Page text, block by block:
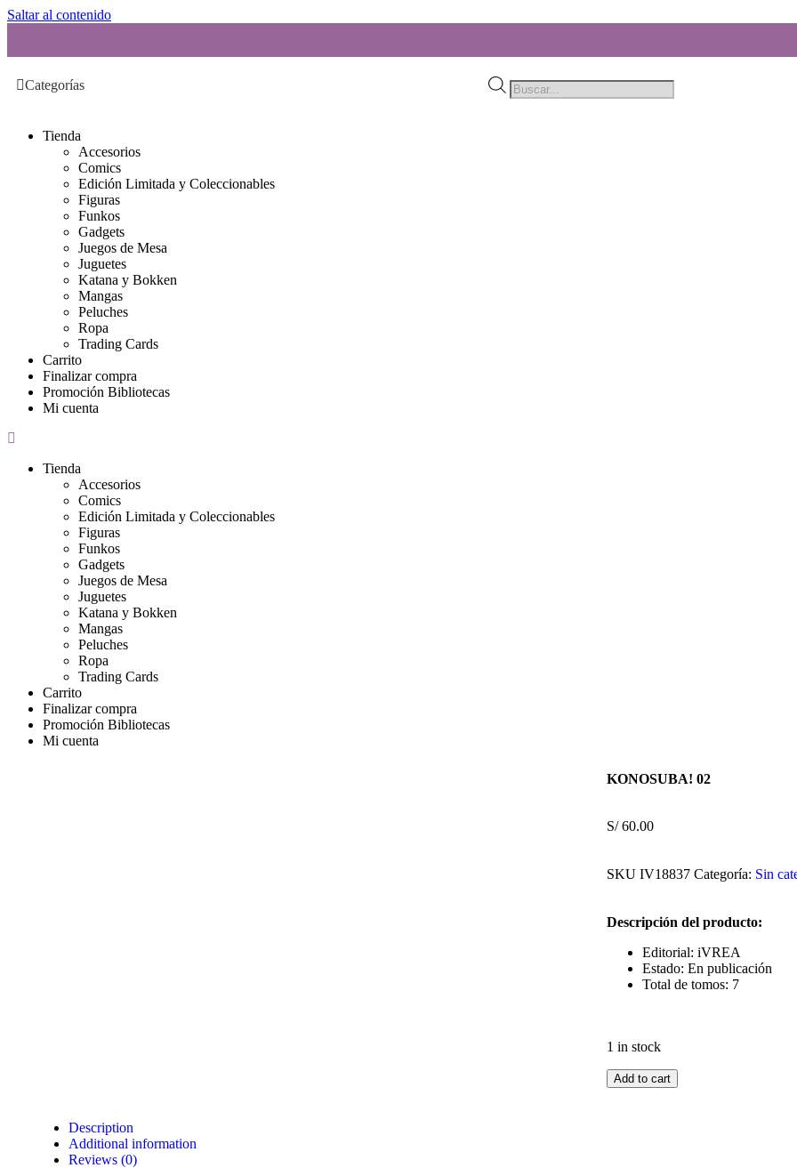
Saltar al contenido
Categorías
Tienda
Accesorios
Comics
Edición Limitada y Coleccionables
Figuras
Funkos
Gadgets
Juegos de Mesa
Juguetes
Katana y Bokken
Mangas
Peluches
Ropa
Trading Cards
Carrito
Finalizar compra
Promoción Bibliotecas
Mi cuenta
Tienda
Accesorios
Comics
Edición Limitada y Coleccionables
Figuras
Funkos
Gadgets
Juegos de Mesa
Juguetes
Katana y Bokken
Mangas
Peluches
Ropa
Trading Cards
Carrito
Finalizar compra
Promoción Bibliotecas
Mi cuenta
KONOSUBA! 02
S/60.00
SKU IV18837 Categoría: Sin
Descripción del producto:
Editorial: iVREA
Estado: En publicación
Total de tomos: 7
1 in stock
Add to cart
Description
Additional information
Reviews (0)